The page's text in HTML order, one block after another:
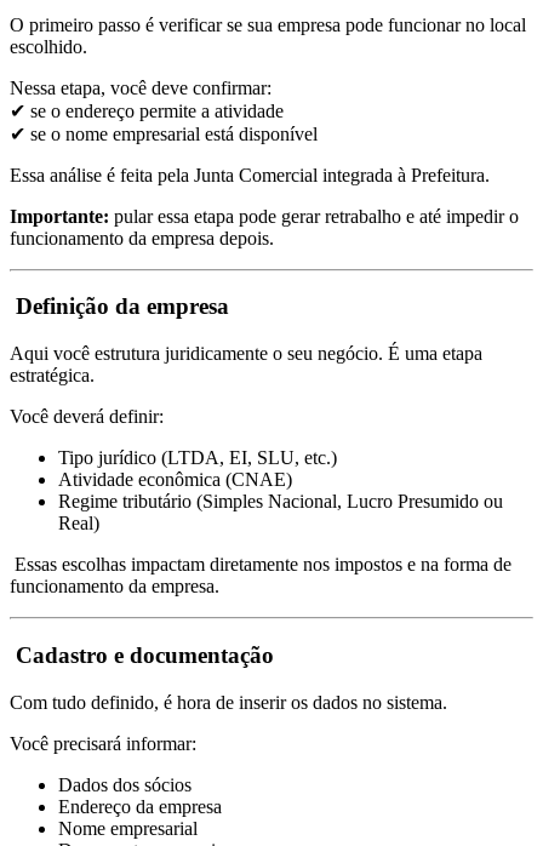
O primeiro passo é verificar se sua empresa pode funcionar no local
escolhido.
Nessa etapa, você deve confirmar:
✔ se o endereço permite a atividade
✔ se o nome empresarial está disponível
Essa análise é feita pela Junta Comercial integrada à Prefeitura.
Importante: pular essa etapa pode gerar retrabalho e até impedir o
funcionamento da empresa depois.
Definição da empresa
Aqui você estrutura juridicamente o seu negócio. É uma etapa
estratégica.
Você deverá definir:
Tipo jurídico (LTDA, EI, SLU, etc.)
Atividade econômica (CNAE)
Regime tributário (Simples Nacional, Lucro Presumido ou
Real)
Essas escolhas impactam diretamente nos impostos e na forma de
funcionamento da empresa.
Cadastro e documentação
Com tudo definido, é hora de inserir os dados no sistema.
Você precisará informar:
Dados dos sócios
Endereço da empresa
Nome empresarial